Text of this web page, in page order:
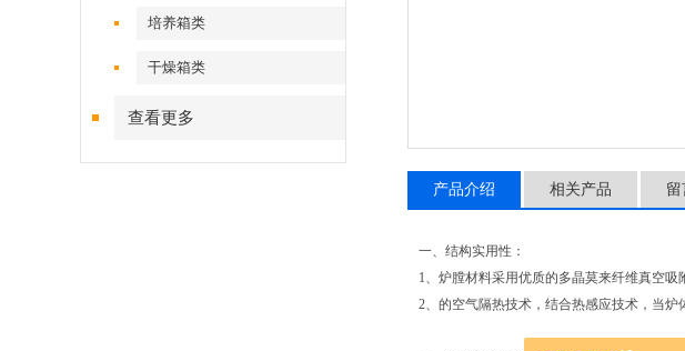
培养箱类
干燥箱类
查看更多
产品介绍 相关产品 留
一、结构实用性：
1、炉膛材料采用优质的多晶莫来纤维真空吸
2、的空气隔热技术，结合热感应技术，当